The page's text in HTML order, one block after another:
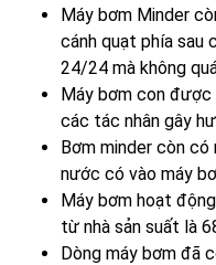
Máy bơm Minder
cánh quạt phía sau
24/24 mà không
Máy bơm con
các tác nhân gây
Bơm minder còn
nước có vào máy
Máy bơm hoạt
từ nhà sản suất là
Dòng máy bơm đã